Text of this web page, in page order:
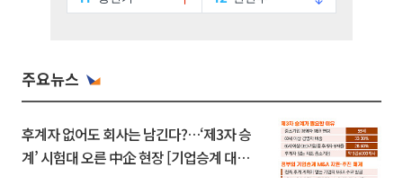
주요뉴스
후계자 없어도 회사는 남긴다?…‘제3자 승
계’ 시험대 오른 中企 현장 [기업승계 대전